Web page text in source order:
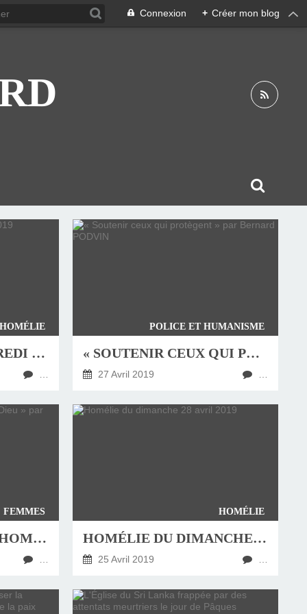
Connexion + Créer mon blog
HOMÉLIE
HOMÉLIE DU VENDREDI 26 AVRIL 2019
POLICE ET HUMANISME
« SOUTENIR CEUX QUI PROTÈGENT » PAR BERNARD PODVIN
27 Avril 2019
FEMMES
« LES FEMMES, LES HOMMES ET DIEU » PAR CHRISTIAN BOBIN
HOMÉLIE
HOMÉLIE DU DIMANCHE 28 AVRIL 2019
25 Avril 2019